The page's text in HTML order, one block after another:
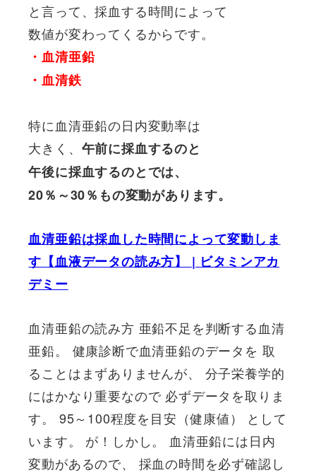
と言って、採血する時間によって
数値が変わってくるからです。
・血清亜鉛
・血清鉄
特に血清亜鉛の日内変動率は
大きく、 午前に採血するのと
午後に採血するのとでは、
20％～30％もの変動があります。
血清亜鉛は採血した時間によって変動しま
す【血液データの読み方】 | ビタミンアカ
デミー
血清亜鉛の読み方 亜鉛不足を判断する血清
亜鉛。 健康診断で血清亜鉛のデータを 取
ることはまずありませんが、 分子栄養学的
にはかなり重要なので 必ずデータを取りま
す。 95～100程度を目安（健康値） として
います。 が！しかし。 血清亜鉛には日内
変動があるので、 採血の時間を必ず確認し